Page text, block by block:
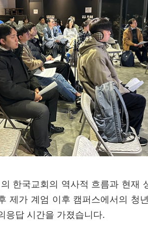
한국교회의 역사적 흐름과 현재
제가 계엄 이후 캠퍼스에서의 청
응답 시간을 가졌습니다.